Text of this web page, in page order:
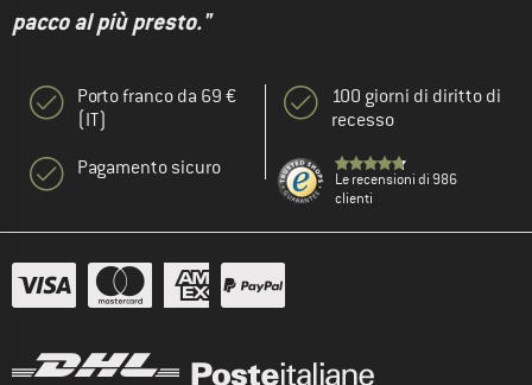
pacco al più presto."
Porto franco da 69 €
(IT)
Pagamento sicuro
100 giorni di diritto di
recesso
Le recensioni di 986
clienti